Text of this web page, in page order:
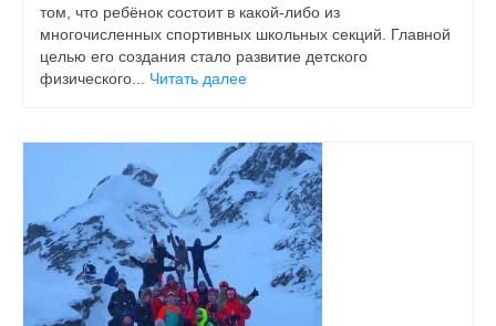
том, что ребёнок состоит в какой-либо из
многочисленных спортивных школьных секций. Главной
целью его создания стало развитие детского
физического... Читать далее